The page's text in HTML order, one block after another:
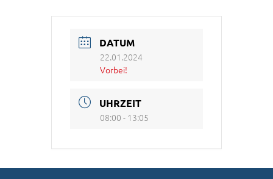
DATUM
22.01.2024
Vorbei!
UHRZEIT
08:00 - 13:05